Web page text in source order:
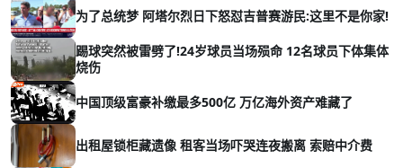
为了总统梦 阿塔尔烈日下怒怼吉普赛游民:这里不是你家!
踢球突然被雷劈了!24岁球员当场殒命 12名球员下体集体
烧伤
中国顶级富豪补缴最多500亿 万亿海外资产难藏了
出租屋锁柜藏遗像 租客当场吓哭连夜搬离 索赔中介费